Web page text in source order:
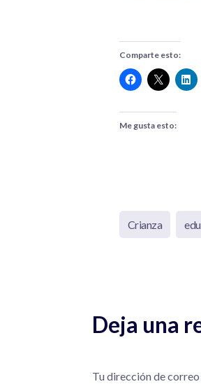
Comparte esto:
Me gusta esto:
Crianza
Deja una
Tu dirección de